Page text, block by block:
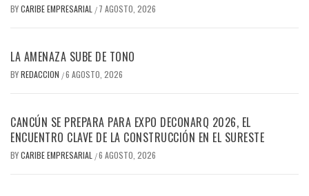
BYCARIBE EMPRESARIAL / 7 AGOSTO, 2026
LA AMENAZA SUBE DE TONO
BYREDACCION /6 AGOSTO, 2026
CANCÚN SE PREPARA PARA EXPO DECONARQ 2026, EL
ENCUENTRO CLAVE DE LA CONSTRUCCIÓN EN EL SURESTE
BYCARIBE EMPRESARIAL /6 AGOSTO, 2026